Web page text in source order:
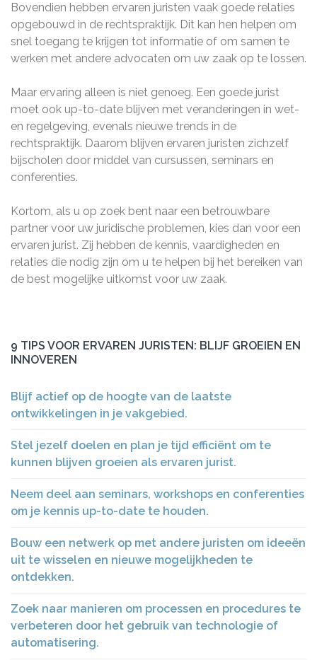
Bovendien hebben ervaren juristen vaak goede relaties
opgebouwd in de rechtspraktijk. Dit kan hen helpen om
snel toegang te krijgen tot informatie of om samen te
werken met andere advocaten om uw zaak op te lossen.
Maar ervaring alleen is niet genoeg. Een goede jurist
moet ook up-to-date blijven met veranderingen in wet-
en regelgeving, evenals nieuwe trends in de
rechtspraktijk. Daarom blijven ervaren juristen zichzelf
bijscholen door middel van cursussen, seminars en
conferenties.
Kortom, als u op zoek bent naar een betrouwbare
partner voor uw juridische problemen, kies dan voor een
ervaren jurist. Zij hebben de kennis, vaardigheden en
relaties die nodig zijn om u te helpen bij het bereiken van
de best mogelijke uitkomst voor uw zaak.
9 TIPS VOOR ERVAREN JURISTEN: BLIJF GROEIEN EN
INNOVEREN
Blijf actief op de hoogte van de laatste
ontwikkelingen in je vakgebied.
Stel jezelf doelen en plan je tijd efficiënt om te
kunnen blijven groeien als ervaren jurist.
Neem deel aan seminars, workshops en conferenties
om je kennis up-to-date te houden.
Bouw een netwerk op met andere juristen om ideeën
uit te wisselen en nieuwe mogelijkheden te
ontdekken.
Zoek naar manieren om processen en procedures te
verbeteren door het gebruik van technologie of
automatisering.